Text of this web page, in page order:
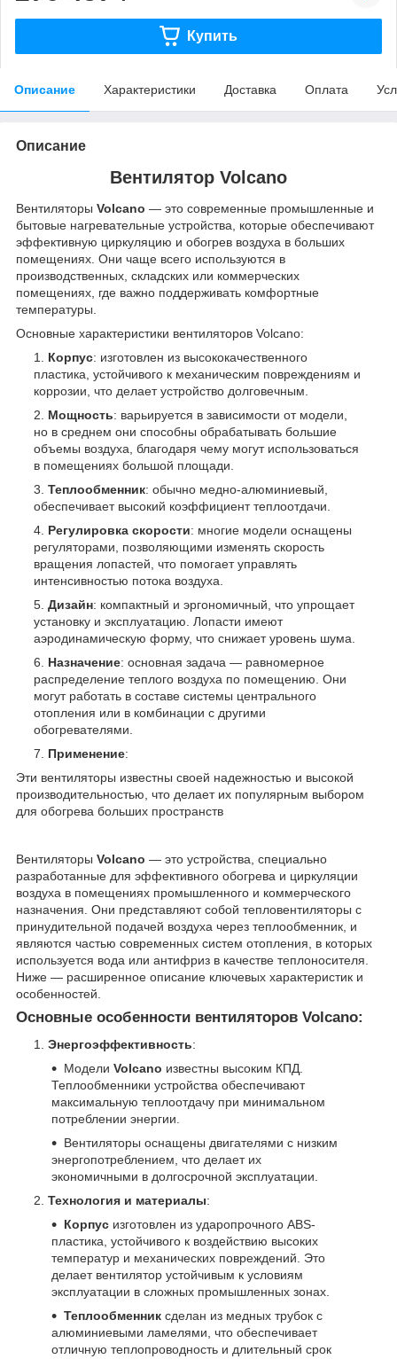
Купить
Описание Характеристики Доставка Оплата
Описание
Вентилятор Volcano
Вентиляторы Volcano — это современные промышленные и
бытовые нагревательные устройства, которые обеспечивают
эффективную циркуляцию и обогрев воздуха в больших
помещениях. Они чаще всего используются в
производственных, складских или коммерческих
помещениях, где важно поддерживать комфортные
температуры.
Основные характеристики вентиляторов Volcano:
Корпус: изготовлен из высококачественного
пластика, устойчивого к механическим повреждениям и
коррозии, что делает устройство долговечным.
Мощность: варьируется в зависимости от модели,
но в среднем они способны обрабатывать большие
объемы воздуха, благодаря чему могут использоваться
в помещениях большой площади.
Теплообменник: обычно медно-алюминиевый,
обеспечивает высокий коэффициент теплоотдачи.
Регулировка скорости: многие модели оснащены
регуляторами, позволяющими изменять скорость
вращения лопастей, что помогает управлять
интенсивностью потока воздуха.
Дизайн: компактный и эргономичный, что упрощает
установку и эксплуатацию. Лопасти имеют
аэродинамическую форму, что снижает уровень шума.
Назначение: основная задача — равномерное
распределение теплого воздуха по помещению. Они
могут работать в составе системы центрального
отопления или в комбинации с другими
обогревателями.
Применение:
Эти вентиляторы известны своей надежностью и высокой
производительностью, что делает их популярным выбором
для обогрева больших пространств
Вентиляторы Volcano — это устройства, специально
разработанные для эффективного обогрева и циркуляции
воздуха в помещениях промышленного и коммерческого
назначения. Они представляют собой тепловентиляторы с
принудительной подачей воздуха через теплообменник, и
являются частью современных систем отопления, в которых
используется вода или антифриз в качестве теплоносителя.
Ниже — расширенное описание ключевых характеристик и
особенностей.
Основные особенности вентиляторов Volcano:
Энергоэффективность:
Модели Volcano известны высоким КПД.
Теплообменники устройства обеспечивают
максимальную теплоотдачу при минимальном
потреблении энергии.
Вентиляторы оснащены двигателями с низким
энергопотреблением, что делает их
экономичными в долгосрочной эксплуатации.
Технология и материалы:
Корпус изготовлен из ударопрочного ABS-
пластика, устойчивого к воздействию высоких
температур и механических повреждений. Это
делает вентилятор устойчивым к условиям
эксплуатации в сложных промышленных зонах.
Теплообменник сделан из медных трубок с
алюминиевыми ламелями, что обеспечивает
отличную теплопроводность и длительный срок